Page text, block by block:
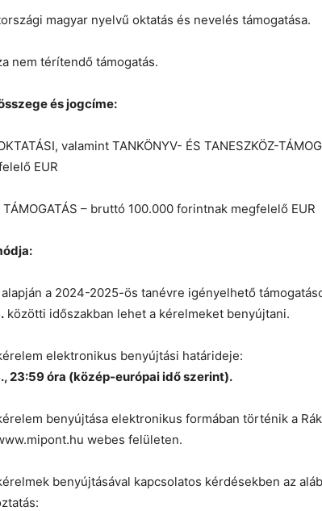
magyar nyelvű oktatás és nevelés támogatása.
nem térítendő támogatás.
és jogcíme:
valamint TANKÖNYV- ÉS TANESZKÖZ-
EUR
TÁMOGATÁS – bruttó 100.000 forintnak megfelelő EUR
a 2024-2025-ös tanévre igényelhető
közötti időszakban lehet a kérelmeket benyújtani.
elektronikus benyújtási határideje:
23:59 óra (közép-európai idő szerint).
benyújtása elektronikus formában történik a
webes felületen.
benyújtásával kapcsolatos kérdésekben az